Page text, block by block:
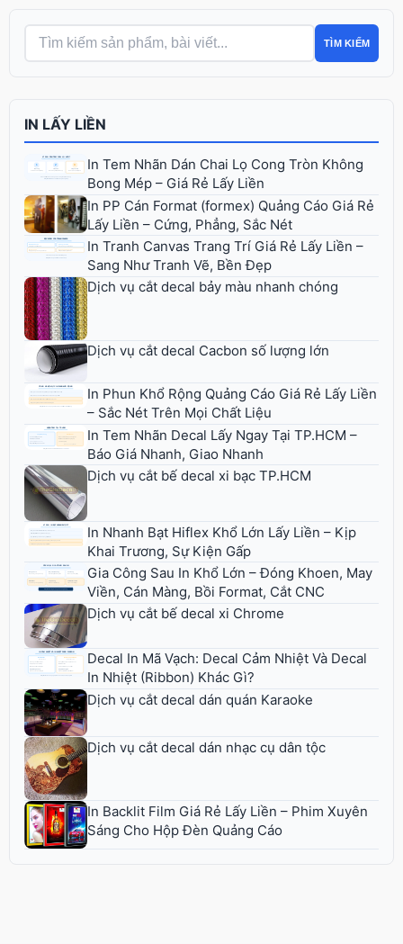
TÌM KIẾM
IN LẤY LIỀN
In Tem Nhãn Dán Chai Lọ Cong Tròn Không
Bong Mép – Giá Rẻ Lấy Liền
In PP Cán Format (formex) Quảng Cáo Giá Rẻ
Lấy Liền – Cứng, Phẳng, Sắc Nét
In Tranh Canvas Trang Trí Giá Rẻ Lấy Liền –
Sang Như Tranh Vẽ, Bền Đẹp
Dịch vụ cắt decal bảy màu nhanh chóng
Dịch vụ cắt decal Cacbon số lượng lớn
In Phun Khổ Rộng Quảng Cáo Giá Rẻ Lấy Liền
– Sắc Nét Trên Mọi Chất Liệu
In Tem Nhãn Decal Lấy Ngay Tại TP.HCM –
Báo Giá Nhanh, Giao Nhanh
Dịch vụ cắt bế decal xi bạc TP.HCM
In Nhanh Bạt Hiflex Khổ Lớn Lấy Liền – Kịp
Khai Trương, Sự Kiện Gấp
Gia Công Sau In Khổ Lớn – Đóng Khoen, May
Viền, Cán Màng, Bồi Format, Cắt CNC
Dịch vụ cắt bế decal xi Chrome
Decal In Mã Vạch: Decal Cảm Nhiệt Và Decal
In Nhiệt (Ribbon) Khác Gì?
Dịch vụ cắt decal dán quán Karaoke
Dịch vụ cắt decal dán nhạc cụ dân tộc
In Backlit Film Giá Rẻ Lấy Liền – Phim Xuyên
Sáng Cho Hộp Đèn Quảng Cáo